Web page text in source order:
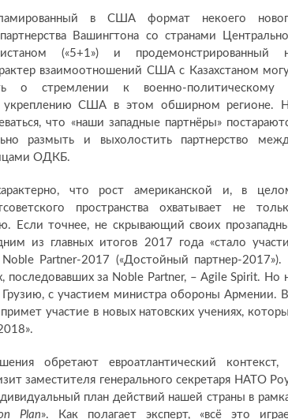
в США формат некоего
партнерства Вашингтона со странами
(«5+1») и продемонстрированный
взаимоотношений США с Казахстаном
о стремлении к военно-политическому
укреплению США в этом обширном регионе.
что «наши западные партнёры»
размыть и выхолостить партнерство
ОДКБ.
что рост американской и, в
пространства охватывает не
Если точнее, не скрывающий своих
из главных итогов 2017 года «стало
Partner-2017 («Достойный партнер-2017»).
за Noble Partner, – Agile Spirit. Но
Грузию, с участием министра обороны Армении.
участие в новых натовских учениях,
обретают евроатлантический контекст,
заместителя генерального секретаря НАТО
план действий нашей страны в
Plan». Как полагает эксперт, «всё это